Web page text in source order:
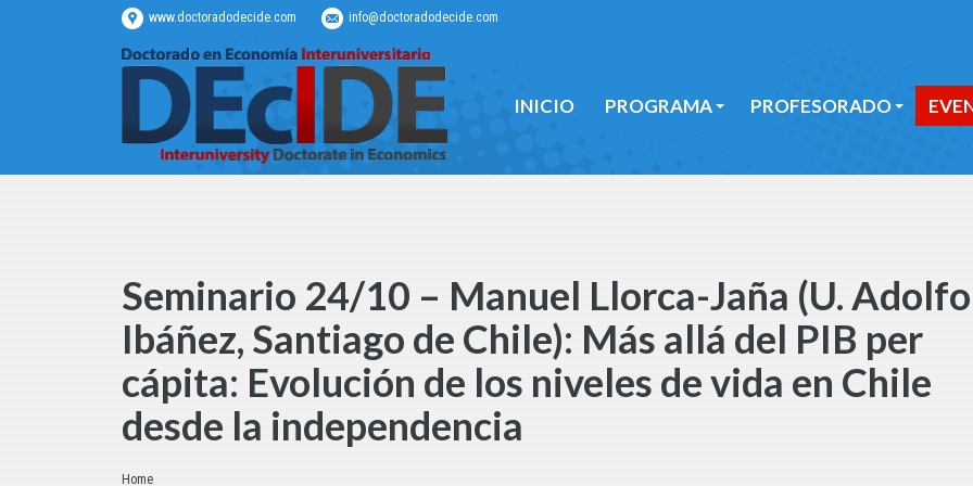
www.doctoradodecide.com info@doctoradodecide.com
INICIO PROGRAMA PROFESORADO
Seminario 24/10 – Manuel Llorca-Jaña (U. Adolfo
Ibáñez, Santiago de Chile): Más allá del PIB per
cápita: Evolución de los niveles de vida en Chile
desde la independencia
Estás aquí:
Home